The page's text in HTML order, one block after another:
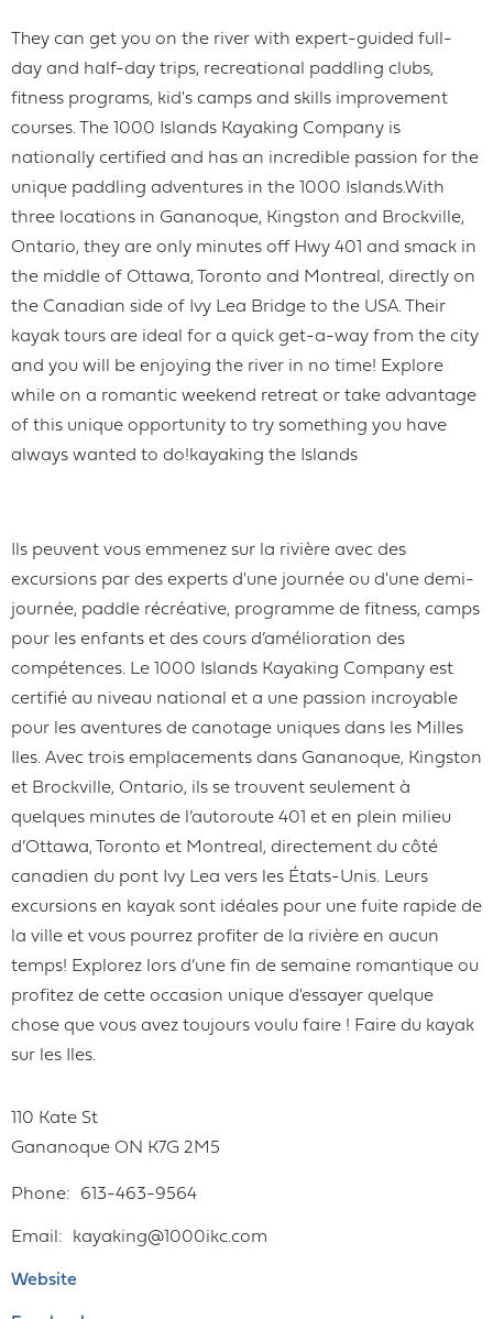
They can get you on the river with expert-guided full-
day and half-day trips, recreational paddling clubs,
fitness programs, kid's camps and skills improvement
courses. The 1000 Islands Kayaking Company is
nationally certified and has an incredible passion for the
unique paddling adventures in the 1000 Islands.With
three locations in Gananoque, Kingston and Brockville,
Ontario, they are only minutes off Hwy 401 and smack in
the middle of Ottawa, Toronto and Montreal, directly on
the Canadian side of Ivy Lea Bridge to the USA. Their
kayak tours are ideal for a quick get-a-way from the city
and you will be enjoying the river in no time! Explore
while on a romantic weekend retreat or take advantage
of this unique opportunity to try something you have
always wanted to do!kayaking the Islands
Ils peuvent vous emmenez sur la rivière avec des
excursions par des experts d'une journée ou d'une demi-
journée, paddle récréative, programme de fitness, camps
pour les enfants et des cours d’amélioration des
compétences. Le 1000 Islands Kayaking Company est
certifié au niveau national et a une passion incroyable
pour les aventures de canotage uniques dans les Milles
Iles. Avec trois emplacements dans Gananoque, Kingston
et Brockville, Ontario, ils se trouvent seulement à
quelques minutes de l’autoroute 401 et en plein milieu
d’Ottawa, Toronto et Montreal, directement du côté
canadien du pont Ivy Lea vers les États-Unis. Leurs
excursions en kayak sont idéales pour une fuite rapide de
la ville et vous pourrez profiter de la rivière en aucun
temps! Explorez lors d’une fin de semaine romantique ou
profitez de cette occasion unique d'essayer quelque
chose que vous avez toujours voulu faire ! Faire du kayak
sur les Iles.
110 Kate St
Gananoque ON K7G 2M5
Phone 613-463-9564
Email kayaking@1000ikc.com
Website